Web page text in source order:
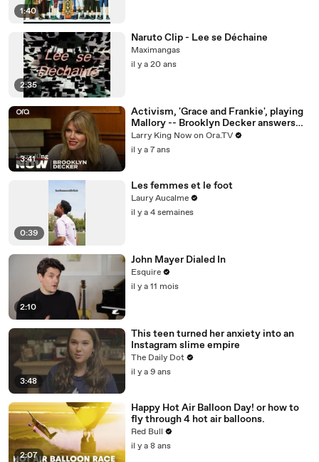
1:40
2:35
Naruto Clip - Lee se Déchaine
Maximangas
il y a 20 ans
3:41
Activism, 'Grace and Frankie', playing
Mallory -- Brooklyn Decker answers
your social media questions
Larry King Now on Ora.TV
il y a 7 ans
0:39
Les femmes et le foot
Laury Aucalme
il y a 4 semaines
2:10
John Mayer Dialed In
Esquire
il y a 11 mois
3:48
This teen turned her anxiety into an
Instagram slime empire
The Daily Dot
il y a 9 ans
2:07
Happy Hot Air Balloon Day! or how to
fly through 4 hot air balloons.
Red Bull
il y a 8 ans